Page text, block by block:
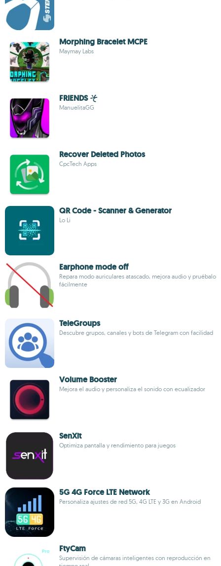
Morphing Bracelet MCPE
Maymay Labs
FRIENDS そ
ManuelitaGG
Recover Deleted Photos
CpcTech Apps
QR Code - Scanner & Generator
Lo Li
Earphone mode off
Repara modo auriculares atascado, mejora audio y pruébalo
fácilmente
TeleGroups
Descubre grupos, canales y bots de Telegram con facilidad
Volume Booster
Mejora el audio y personaliza el sonido con ecualizador
SenXit
Optimiza pantalla y rendimiento para juegos
5G 4G Force LTE Network
Personaliza ajustes de red 5G, 4G LTE y 3G en Android
FtyCam
Supervisión de cámaras inteligentes con reproducción en